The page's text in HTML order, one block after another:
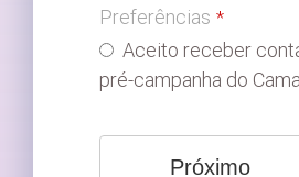
Preferências *
Aceito receber
pré-campanha do
Próximo